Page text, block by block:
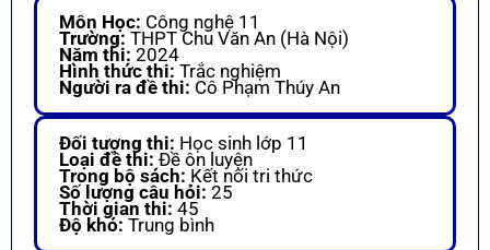
Môn Học: Công nghệ 11
Trường: THPT Chu Văn An (Hà Nội)
Năm thi: 2024
Hình thức thi: Trắc nghiệm
Người ra đề thi: Cô Phạm Thúy An
Đối tượng thi: Học sinh lớp 11
Loại đề thi: Đề ôn luyện
Trong bộ sách: Kết nối tri thức
Số lượng câu hỏi: 25
Thời gian thi: 45
Độ khó: Trung bình